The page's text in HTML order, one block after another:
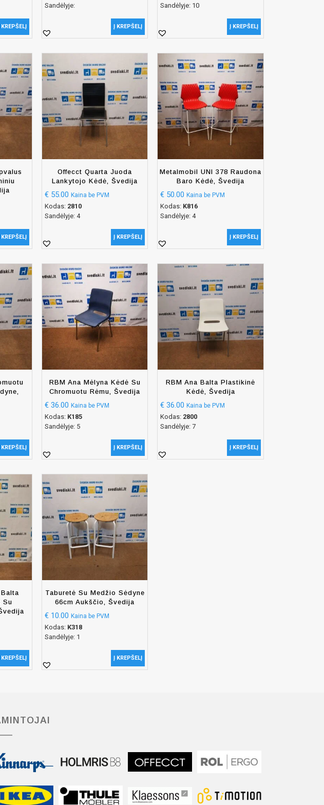
KREPŠELĮ
Sandėlyje:
Į KREPŠELĮ
Sandėlyje: 10
Į KREPŠELĮ
KREPŠELĮ
Offecct Quarta Juoda
Lankytojo Kėdė, Švedija
€55.00 Kaina be PVM
Kodas: 2810
Sandėlyje: 4
Į KREPŠELĮ
Metalmobil UNI 378 Raudona
Baro Kėdė, Švedija
€ 50.00 Kaina be PVM
Kodas: K816
Sandėlyje: 4
Į KREPŠELĮ
KREPŠELĮ
RBM Ana Mėlyna Kėdė Su
Chromuotu Rėmu, Švedija
€36.00 Kaina be PVM
Kodas: K185
Sandėlyje: 5
Į KREPŠELĮ
RBM Ana Balta Plastikinė
Kėdė, Švedija
€ 36.00 Kaina be PVM
Kodas: 2800
Sandėlyje: 7
Į KREPŠELĮ
Su
KREPŠELĮ
Taburetė Su Medžio Sėdyne
66cm Aukščio, Švedija
€10.00 Kaina be PVM
Kodas: K318
Sandėlyje: 1
Į KREPŠELĮ